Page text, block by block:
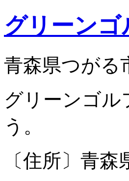
グリーンゴ
青森県つがる
グリーンゴル
う。
〔住所〕青